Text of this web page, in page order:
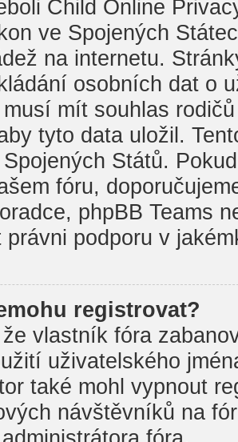
Child Online
ve Spojených
na internetu.
osobních dat o
mít souhlas
tyto data uložil.
Států.
fóru,
phpBB Teams
právni podporu v
registrovat?
vlastník fóra
uživatelského
také mohl vypnout
návštěvníků na